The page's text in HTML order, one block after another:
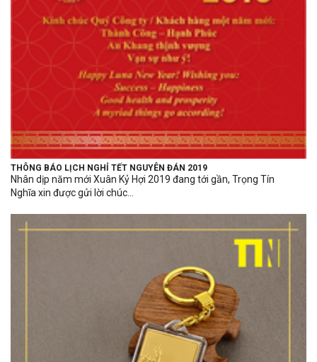
THÔNG BÁO LỊCH NGHỈ TẾT NGUYÊN ĐÁN 2019
Nhân dịp năm mới Xuân Kỷ Hợi 2019 đang tới gần, Trọng Tín
Nghĩa xin được gửi lời chúc...